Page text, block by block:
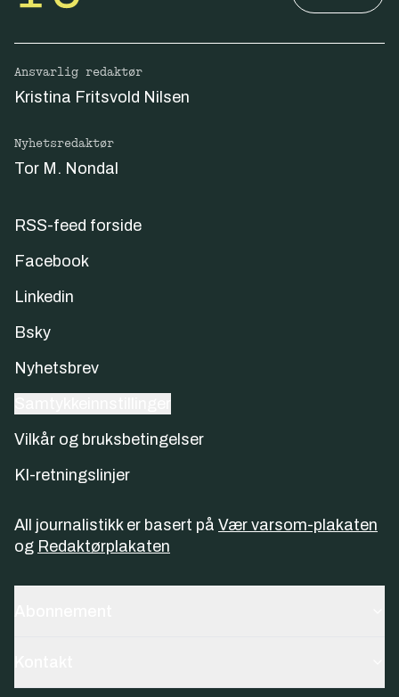
Ansvarlig redaktør
Kristina Fritsvold Nilsen
Nyhetsredaktør
Tor M. Nondal
RSS-feed forside
Facebook
Linkedin
Bsky
Nyhetsbrev
Vilkår og bruksbetingelser
KI-retningslinjer
All journalistikk er basert på Vær varsom-plakaten
og Redaktørplakaten